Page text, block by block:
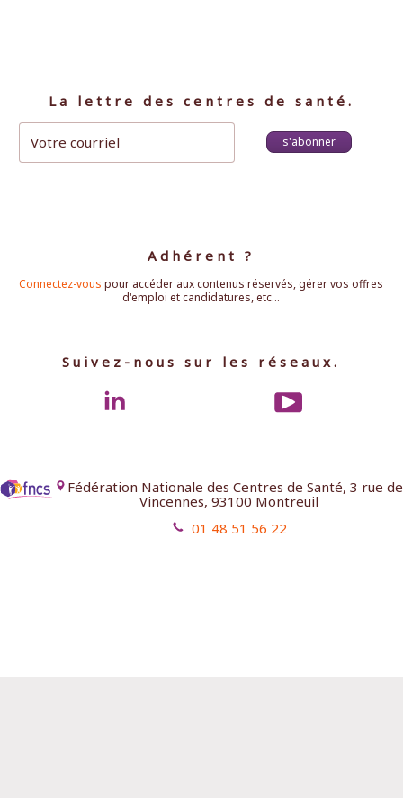
La lettre des centres de santé.
s'abonner
Adhérent ?
Connectez-vous pour accéder aux contenus réservés, gérer vos offres
d'emploi et candidatures, etc...
Suivez-nous sur les réseaux.
Fédération Nationale des Centres de Santé, 3 rue de
Vincennes, 93100 Montreuil
01 48 51 56 22